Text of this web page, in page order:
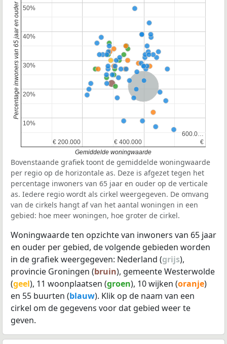
Nederland
€ 200.000
€ 200.000 € 400.000
€ 400.000 €
€
600.0…
600.0…
10%
10%
20%
20%
30%
30%
40%
40%
50%
50%
Gemiddelde woningwaarde
Percentage inwoners van 65 jaar en ouder
Bovenstaande grafiek toont de gemiddelde woningwaarde
per regio op de horizontale as. Deze is afgezet tegen het
percentage inwoners van 65 jaar en ouder op de verticale
as. Iedere regio wordt als cirkel weergegeven. De omvang
van de cirkels hangt af van het aantal woningen in een
gebied: hoe meer woningen, hoe groter de cirkel.
Woningwaarde ten opzichte van inwoners van 65 jaar
en ouder per gebied, de volgende gebieden worden
in de grafiek weergegeven: Nederland (grijs),
provincie Groningen (bruin), gemeente Westerwolde
(geel), 11 woonplaatsen (groen), 10 wijken (oranje)
en 55 buurten (blauw). Klik op de naam van een
cirkel om de gegevens voor dat gebied weer te
geven.